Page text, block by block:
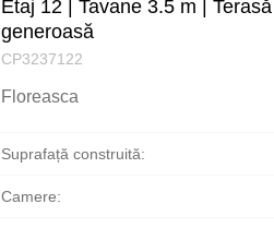
Etaj 12 | Tavane 3.5 m | Terasă
generoasă
CP3237122
Floreasca
Suprafață construită:
Camere: